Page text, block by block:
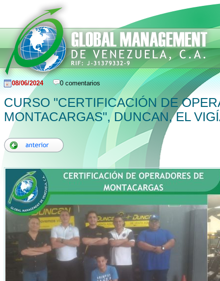
08/06/2024 0 comentarios
CURSO "CERTIFICACIÓN DE
MONTACARGAS", DUNCAN, EL